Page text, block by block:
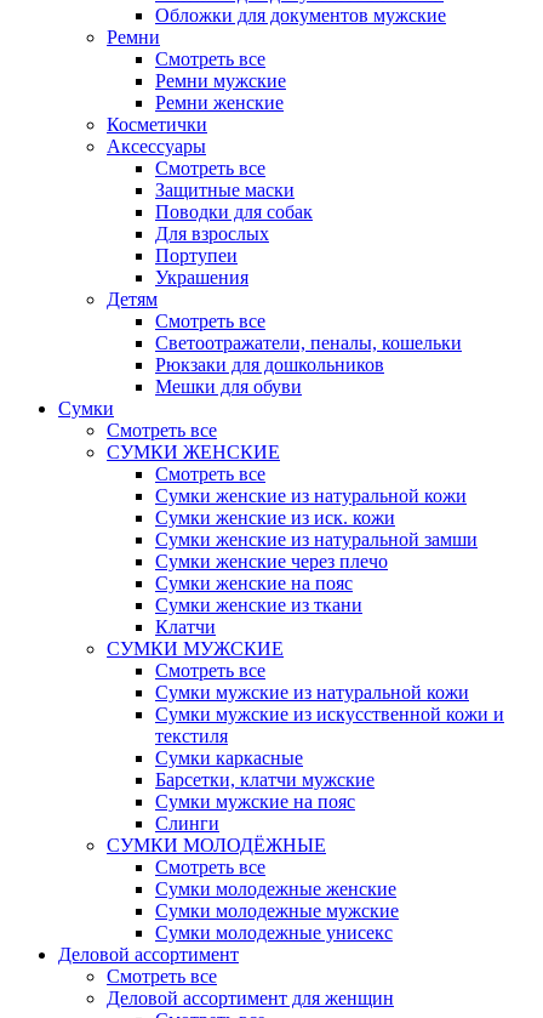
Обложки для документов мужские
Ремни
Смотреть все
Ремни мужские
Ремни женские
Косметички
Аксессуары
Смотреть все
Защитные маски
Поводки для собак
Для взрослых
Портупеи
Украшения
Детям
Смотреть все
Светоотражатели, пеналы, кошельки
Рюкзаки для дошкольников
Мешки для обуви
Сумки
Смотреть все
СУМКИ ЖЕНСКИЕ
Смотреть все
Сумки женские из натуральной кожи
Сумки женские из иск. кожи
Сумки женские из натуральной замши
Сумки женские через плечо
Сумки женские на пояс
Сумки женские из ткани
Клатчи
СУМКИ МУЖСКИЕ
Смотреть все
Сумки мужские из натуральной кожи
Сумки мужские из искусственной кожи и
текстиля
Сумки каркасные
Барсетки, клатчи мужские
Сумки мужские на пояс
Слинги
СУМКИ МОЛОДЁЖНЫЕ
Смотреть все
Сумки молодежные женские
Сумки молодежные мужские
Сумки молодежные унисекс
Деловой ассортимент
Смотреть все
Деловой ассортимент для женщин